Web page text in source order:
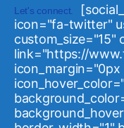
Let's connect.
icon="fa-twitter"
custom_size="15"
link="https://